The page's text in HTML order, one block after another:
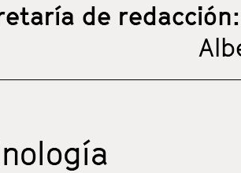
de